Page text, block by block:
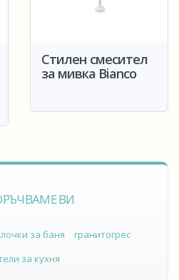
Стилен смесител
за мивка Bianco
ВИ
за баня
гранитогрес
за кухня